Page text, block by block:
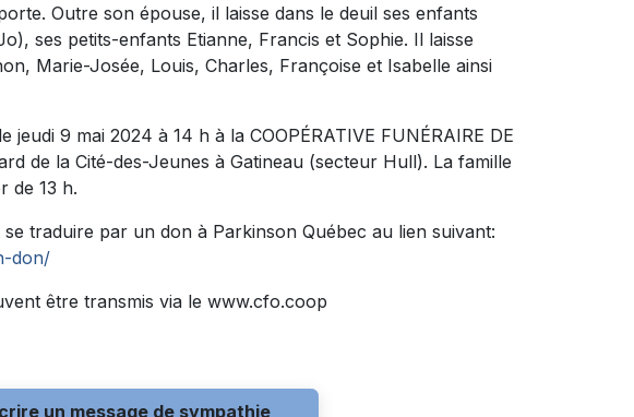
Outre son épouse, il laisse dans le deuil ses enfants
ses petits-enfants Etianne, Francis et Sophie. Il laisse
Marie-Josée, Louis, Charles, Françoise et Isabelle ainsi
9 mai 2024 à 14 h à la COOPÉRATIVE FUNÉRAIRE DE
de la Cité-des-Jeunes à Gatineau (secteur Hull). La famille
de 13 h.
traduire par un don à Parkinson Québec au lien suivant:
don/
être transmis via le www.cfo.coop
un message de sympathie